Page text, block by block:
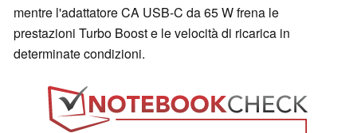
mentre l'adattatore CA USB-C da 65 W frena le
prestazioni Turbo Boost e le velocità di ricarica in
determinate condizioni.